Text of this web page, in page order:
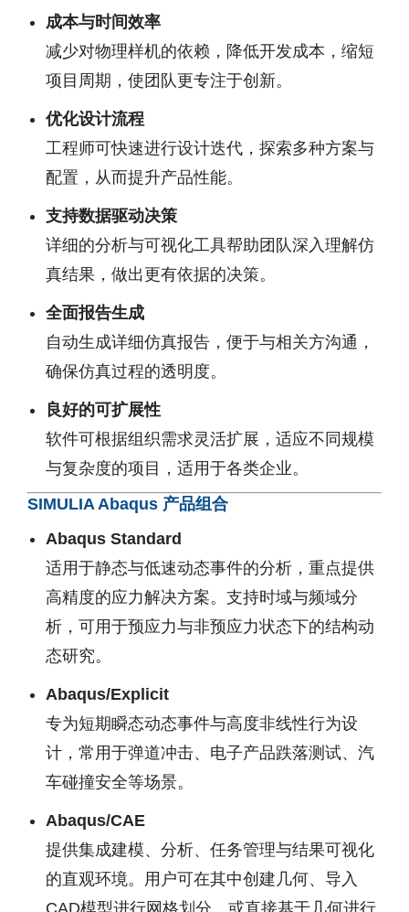
成本与时间效率
减少对物理样机的依赖，降低开发成本，缩短
项目周期，使团队更专注于创新。
优化设计流程
工程师可快速进行设计迭代，探索多种方案与
配置，从而提升产品性能。
支持数据驱动决策
详细的分析与可视化工具帮助团队深入理解仿
真结果，做出更有依据的决策。
全面报告生成
自动生成详细仿真报告，便于与相关方沟通，
确保仿真过程的透明度。
良好的可扩展性
软件可根据组织需求灵活扩展，适应不同规模
与复杂度的项目，适用于各类企业。
SIMULIA Abaqus 产品组合
Abaqus Standard
适用于静态与低速动态事件的分析，重点提供
高精度的应力解决方案。支持时域与频域分
析，可用于预应力与非预应力状态下的结构动
态研究。
Abaqus/Explicit
专为短期瞬态动态事件与高度非线性行为设
计，常用于弹道冲击、电子产品跌落测试、汽
车碰撞安全等场景。
Abaqus/CAE
提供集成建模、分析、任务管理与结果可视化
的直观环境。用户可在其中创建几何、导入
CAD模型进行网格划分，或直接基于几何进行